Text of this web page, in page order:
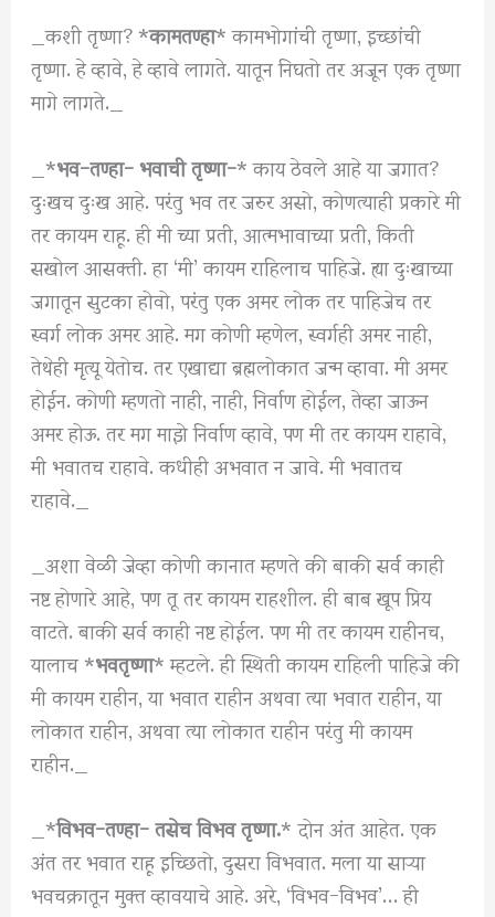
_कशी तृष्णा? *कामतण्हा* कामभोगांची तृष्णा, इच्छांची
तृष्णा. हे व्हावे, हे व्हावे लागते. यातून निघतो तर अजून एक तृष्णा
मागे लागते._
_*भव-तण्हा- भवाची तृष्णा-* काय ठेवले आहे या जगात?
दुःखच दुःख आहे. परंतु भव तर जरुर असो, कोणत्याही प्रकारे मी
तर कायम राहू. ही मी च्या प्रती, आत्मभावाच्या प्रती, किती
सखोल आसक्ती. हा ‘मी’ कायम राहिलाच पाहिजे. ह्या दुःखाच्या
जगातून सुटका होवो, परंतु एक अमर लोक तर पाहिजेच तर
स्वर्ग लोक अमर आहे. मग कोणी म्हणेल, स्वर्गही अमर नाही,
तेथेही मृत्यू येतोच. तर एखाद्या ब्रह्मलोकात जन्म व्हावा. मी अमर
होईन. कोणी म्हणतो नाही, नाही, निर्वाण होईल, तेव्हा जाऊन
अमर होऊ. तर मग माझे निर्वाण व्हावे, पण मी तर कायम राहावे,
मी भवातच राहावे. कधीही अभवात न जावे. मी भवातच
राहावे._
_अशा वेळी जेव्हा कोणी कानात म्हणते की बाकी सर्व काही
नष्ट होणारे आहे, पण तू तर कायम राहशील. ही बाब खूप प्रिय
वाटते. बाकी सर्व काही नष्ट होईल. पण मी तर कायम राहीनच,
यालाच *भवतृष्णा* म्हटले. ही स्थिती कायम राहिली पाहिजे की
मी कायम राहीन, या भवात राहीन अथवा त्या भवात राहीन, या
लोकात राहीन, अथवा त्या लोकात राहीन परंतु मी कायम
राहीन._
_*विभव-तण्हा- तसेच विभव तृष्णा.* दोन अंत आहेत. एक
अंत तर भवात राहू इच्छितो, दुसरा विभवात. मला या साऱ्या
भवचक्रातून मुक्त व्हावयाचे आहे. अरे, ‘विभव-विभव’… ही